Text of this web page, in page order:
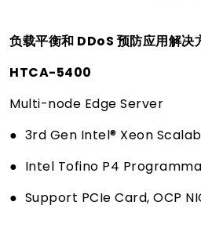
负载平衡和 DDoS 预防应用解决
HTCA-5400
Multi-node Edge Server
● 3rd Gen Intel® Xeon
● Intel Tofino P4
● Support PCIe Card, OCP